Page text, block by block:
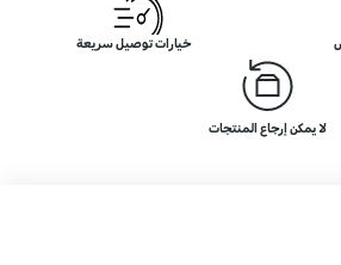
خيارات توصيل سريعة
لا يمكن إرجاع المنتجات